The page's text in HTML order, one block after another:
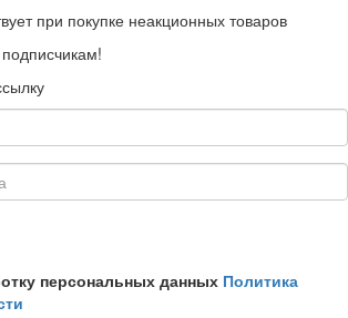
при покупке неакционных товаров
персональных данных Политика